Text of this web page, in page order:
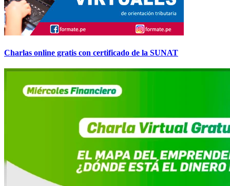
Charlas online gratis con certificado de la SUNAT